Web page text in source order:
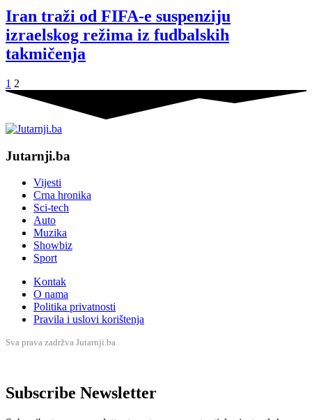
Iran traži od FIFA-e suspenziju
izraelskog režima iz fudbalskih
takmičenja
1 2
Jutarnji.ba
Vijesti
Crna hronika
Sci-tech
Auto
Muzika
Showbiz
Sport
Kontak
O nama
Politika privatnosti
Pravila i uslovi korištenja
Sva prava zadržva Jutarnji.ba
Subscribe Newsletter